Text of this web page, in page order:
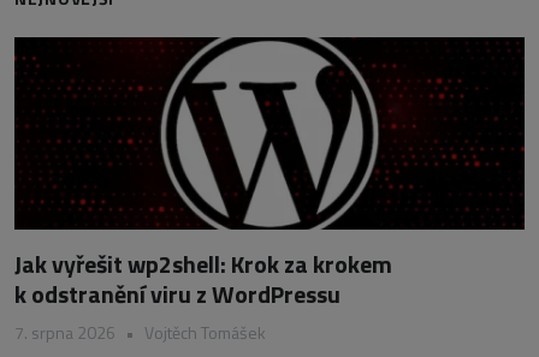
Jak vyřešit wp2shell: Krok za krokem
k odstranění viru z WordPressu
7. srpna 2026 • Vojtěch Tomášek